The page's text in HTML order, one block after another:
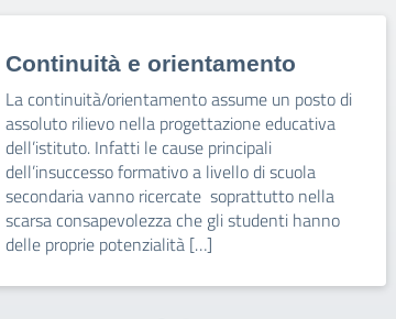
Continuità e orientamento
La continuità/orientamento assume un posto di
assoluto rilievo nella progettazione educativa
dell’istituto. Infatti le cause principali
dell’insuccesso formativo a livello di scuola
secondaria vanno ricercate soprattutto nella
scarsa consapevolezza che gli studenti hanno
delle proprie potenzialità […]